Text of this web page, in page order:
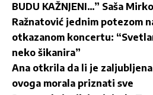
BUDU KAŽNJENI…” Saša
Ražnatović jednim potezom
otkazanom koncertu:
neko šikanira”
Ana otkrila da li je
ovoga morala priznati sve